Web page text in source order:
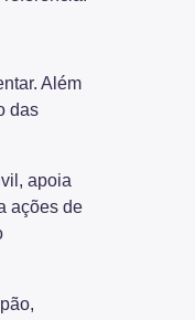
Além
das
apoia
ações de